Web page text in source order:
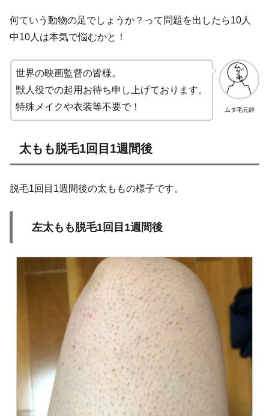
何ていう動物の足でしょうか？って問題を出したら10人
中10人は本気で悩むかと！
ムダ毛元帥
世界の映画監督の皆様。
獣人役での起用お待ち申し上げております。
特殊メイクや衣装等不要で！
太もも脱毛1回目1週間後
脱毛1回目1週間後の太ももの様子です。
左太もも脱毛1回目1週間後